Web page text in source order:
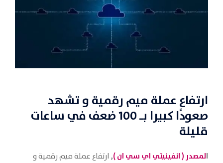
ارتفاع عملة ميم رقمية و تشهد
صعودًا كبيرا بـ 100 ضعف في ساعات
قليلة
المصدر (انفينيتي اي سي ان)
, ارتفاع عملة ميم رقمية و